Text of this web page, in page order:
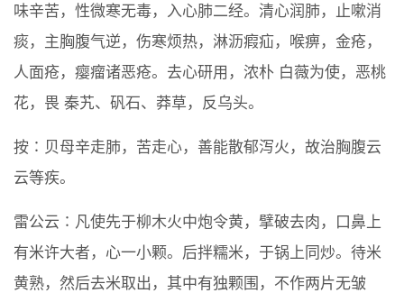
味辛苦，性微寒无毒，入心肺二经。清心润肺，止嗽消
痰，主胸腹气逆，伤寒烦热，淋沥瘕疝，喉痹，金疮，
人面疮，瘿瘤诸恶疮。去心研用，浓朴 白薇为使，恶桃
花，畏 秦艽、矾石、莽草，反乌头。
按∶贝母辛走肺，苦走心，善能散郁泻火，故治胸腹云
云等疾。
雷公云∶凡使先于柳木火中炮令黄，擘破去肉，口鼻上
有米许大者，心一小颗。后拌糯米，于锅上同炒。待米
黄熟，然后去米取出，其中有独颗围，不作两片无皱